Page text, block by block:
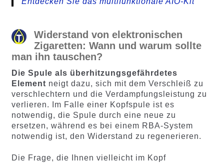
Widerstand von elektronischen
Zigaretten: Wann und warum sollte
man ihn tauschen?
Die Spule als überhitzungsgefährdetes
Element neigt dazu, sich mit dem Verschleiß zu
verschlechtern und die Verdampfungsleistung zu
verlieren. Im Falle einer Kopfspule ist es
notwendig, die Spule durch eine neue zu
ersetzen, während es bei einem RBA-System
notwendig ist, den Widerstand zu regenerieren.
Die Frage, die Ihnen vielleicht im Kopf